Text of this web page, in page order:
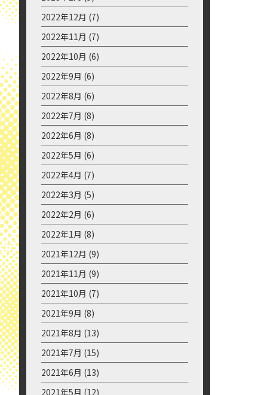
2023年11月(9)
2023年10月(6)
2023年9月(10)
2023年8月(11)
2023年7月(10)
2023年6月(9)
2023年5月(10)
2023年4月(5)
2023年3月(4)
2023年2月(11)
2023年1月(5)
2022年12月(7)
2022年11月(7)
2022年10月(6)
2022年9月(6)
2022年8月(6)
2022年7月(8)
2022年6月(8)
2022年5月(6)
2022年4月(7)